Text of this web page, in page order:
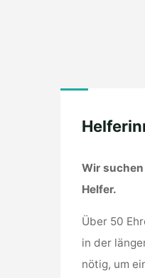
Wir
Helfer.
Über 50
in der
nötig, um